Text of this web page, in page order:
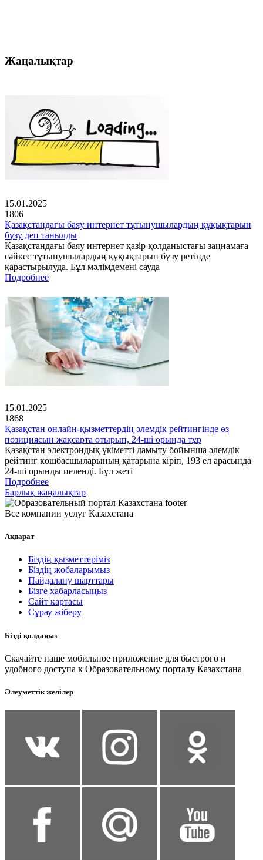
Жаңалықтар
15.01.2025
1806
Қазақстандағы баяу интернет тұтынушылардың құқықтарын
бұзу деп танылды
Қазақстандағы баяу интернет қазір қолданыстағы заңнамаға
сәйкес тұтынушылардың құқықтарын бұзу ретінде
қарастырылуда. Бұл мәлімдемені сауда
Подробнее
15.01.2025
1868
Қазақстан онлайн-қызметтердің әлемдік рейтингінде өз
позициясын жақсарта отырып, 24-ші орында тұр
Қазақстан электрондық үкіметті дамыту бойынша әлемдік
рейтинг көшбасшыларының қатарына кіріп, 193 ел арасында
24-ші орынды иеленді. Бұл жеті
Подробнее
Барлық жаңалықтар
Все компании услуг Казахстана
Ақпарат
Біздің қызметтеріміз
Біздің жобаларымыз
Пайдалану шарттары
Бізге хабарласыңыз
Сайт картасы
Сұрау жіберу
Бізді қолдаңыз
Скачайте наше мобильное приложение для быстрого и
удобного доступа к Образовательному порталу Казахстана
Әлеуметтік желілер